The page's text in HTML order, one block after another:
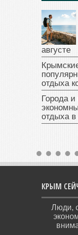
августе
отдыха
Города
отдыха в
КРЫМ
Люди,